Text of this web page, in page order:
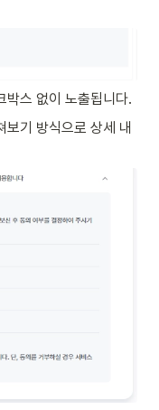
박스 없이 노출됩니다.
보기 방식으로 상세 내